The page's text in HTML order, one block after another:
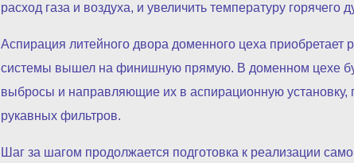
расход газа и воздуха, и увеличить температуру горячего
Аспирация литейного двора доменного цеха
системы вышел на финишную прямую. В доменном цехе
выбросы и направляющие их в аспирационную установку,
рукавных фильтров.
Шаг за шагом продолжается подготовка к реализации